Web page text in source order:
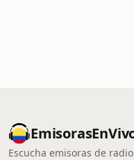
Escucha emisoras de